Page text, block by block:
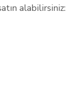
alabilirsiniz: